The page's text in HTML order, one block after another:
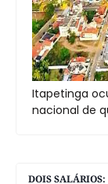
Itapetinga
nacional de
DOIS SALÁRIOS: